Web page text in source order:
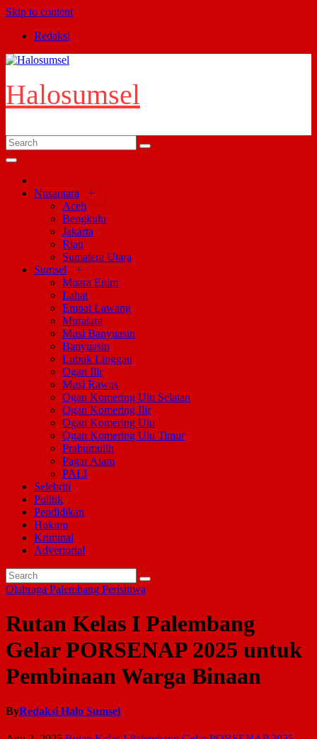
Skip to content
Redaksi
Halosumsel
Nusantara
Aceh
Bengkulu
Jakarta
Riau
Sumatera Utara
Sumsel
Muara Enim
Lahat
Empat Lawang
Muratara
Musi Banyuasin
Banyuasin
Lubuk Linggau
Ogan Ilir
Musi Rawas
Ogan Komering Ulu Selatan
Ogan Komering Ilir
Ogan Komering Ulu
Ogan Komering Ulu Timur
Prabumulih
Pagar Alam
PALI
Selebriti
Politik
Pendidikan
Hukum
Kriminal
Advertorial
Olahraga Palembang Perisitiwa
Rutan Kelas I Palembang
Gelar PORSENAP 2025 untuk
Pembinaan Warga Binaan
ByRedaksi Halo Sumsel